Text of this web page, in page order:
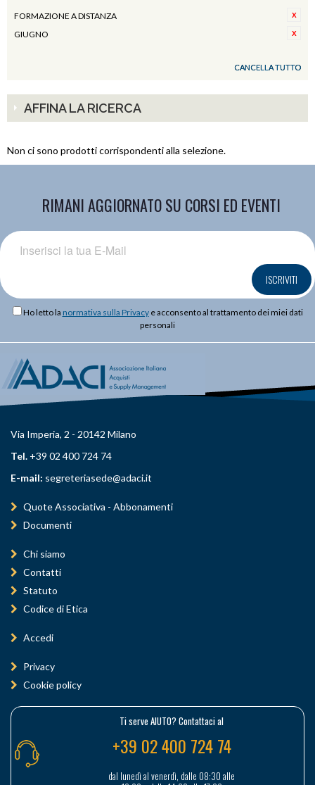
FORMAZIONE A DISTANZA
GIUGNO
CANCELLA TUTTO
AFFINA LA RICERCA
Non ci sono prodotti corrispondenti alla selezione.
RIMANI AGGIORNATO SU CORSI ED EVENTI
ISCRIVITI
Ho letto la normativa sulla Privacye acconsento al trattamento dei miei dati
personali
Via Imperia, 2 - 20142 Milano
Tel. +39 02 400 724 74
E-mail: segreteriasede@adaci.it
Quote Associativa - Abbonamenti
Documenti
Chi siamo
Contatti
Statuto
Codice di Etica
Accedi
Privacy
Cookie policy
Ti serve AIUTO? Contattaci al
+39 02 400 724 74
dal lunedì al venerdì, dalle 08:30 alle